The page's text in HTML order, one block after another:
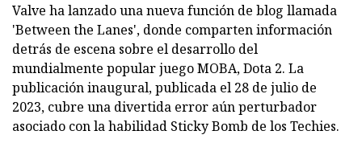
Valve ha lanzado una nueva función de blog llamada
'Between the Lanes', donde comparten información
detrás de escena sobre el desarrollo del
mundialmente popular juego MOBA, Dota 2. La
publicación inaugural, publicada el 28 de julio de
2023, cubre una divertida error aún perturbador
asociado con la habilidad Sticky Bomb de los Techies.